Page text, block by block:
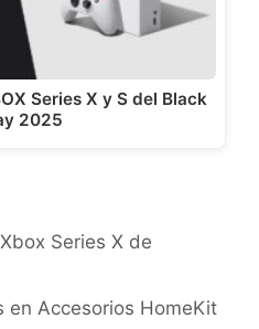
Series X y S del Black
2025
Series X de
en Accesorios HomeKit